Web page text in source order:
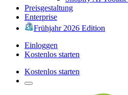
Preisgestaltung
Enterprise
Frühjahr 2026 Edition
Einloggen
Kostenlos starten
Kostenlos starten